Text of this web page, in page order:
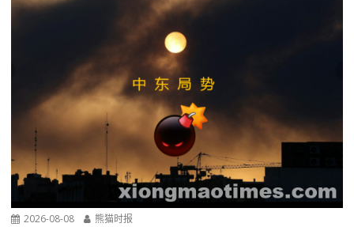
2026-08-08 熊猫时报